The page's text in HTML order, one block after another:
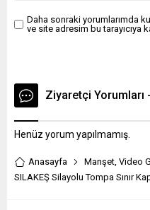
Daha sonraki yorumlarımda
ve site adresim bu tarayıcıya
Ziyaretçi Yorumları
Henüz yorum yapılmamış.
Anasayfa Manşet, Video
SILAKEŞ Silayolu Tompa Sınır